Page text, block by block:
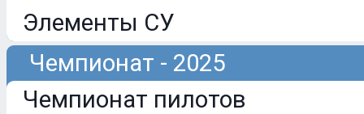
Элементы СУ
Чемпионат - 2025
Чемпионат пилотов